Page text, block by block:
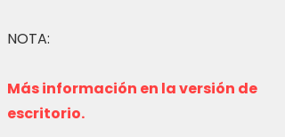
NOTA:
Más información en la versión de
escritorio.